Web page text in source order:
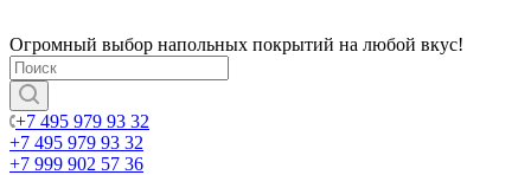
Огромный выбор напольных покрытий на любой вкус!
+7 495 979 93 32
+7 495 979 93 32
+7 999 902 57 36